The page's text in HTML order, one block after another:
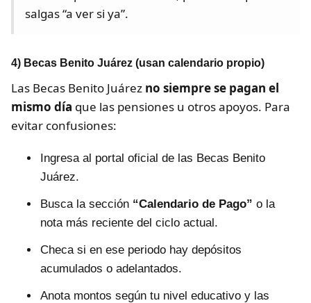
salgas “a ver si ya”.
4) Becas Benito Juárez (usan calendario propio)
Las Becas Benito Juárez no siempre se pagan el
mismo día que las pensiones u otros apoyos. Para
evitar confusiones:
Ingresa al portal oficial de las Becas Benito
Juárez.
Busca la sección “Calendario de Pago” o la
nota más reciente del ciclo actual.
Checa si en ese periodo hay depósitos
acumulados o adelantados.
Anota montos según tu nivel educativo y las